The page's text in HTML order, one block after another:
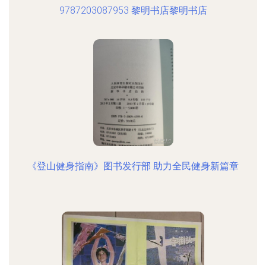
9787203087953 黎明书店黎明书店
《登山健身指南》图书发行部 助力全民健身新篇章